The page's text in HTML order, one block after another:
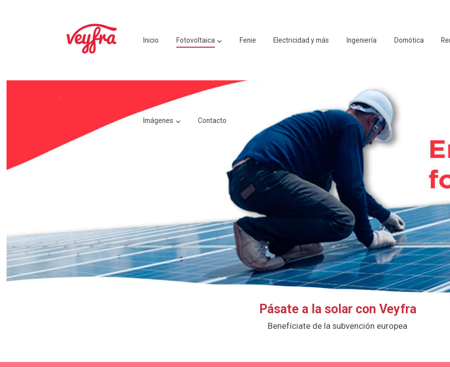
Inicio Fotovoltaica Fenie Electricidad y más Ingeniería Domótica
Imágenes Contacto
Pásate a la solar con Veyfra
Benefíciate de la subvención europea